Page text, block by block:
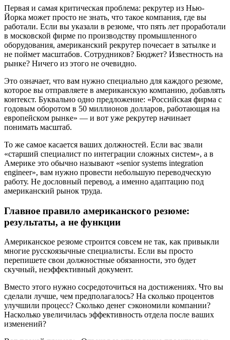
Первая и самая критическая проблема: рекрутер из Нью-
Йорка может просто не знать, что такое компания, где вы
работали. Если вы указали в резюме, что пять лет проработали
в московской фирме по производству промышленного
оборудования, американский рекрутер почесает в затылке и
не поймет масштабов. Сотрудников? Бюджет? Известность на
рынке? Ничего из этого не очевидно.
Это означает, что вам нужно специально для каждого резюме,
которое вы отправляете в американскую компанию, добавлять
контекст. Буквально одно предложение: «Российская фирма с
годовым оборотом в 50 миллионов долларов, работающая на
европейском рынке» — и вот уже рекрутер начинает
понимать масштаб.
То же самое касается ваших должностей. Если вас звали
«старший специалист по интеграции сложных систем», а в
Америке это обычно называют «senior systems integration
engineer», вам нужно провести небольшую переводческую
работу. Не дословный перевод, а именно адаптацию под
американский рынок труда.
Главное правило американского резюме:
результаты, а не функции
Американское резюме строится совсем не так, как привыкли
многие русскоязычные специалисты. Если вы просто
перепишете свои должностные обязанности, это будет
скучный, неэффективный документ.
Вместо этого нужно сосредоточиться на достижениях. Что вы
сделали лучше, чем предполагалось? На сколько процентов
улучшили процесс? Сколько денег сэкономили компании?
Насколько увеличилась эффективность отдела после ваших
изменений?